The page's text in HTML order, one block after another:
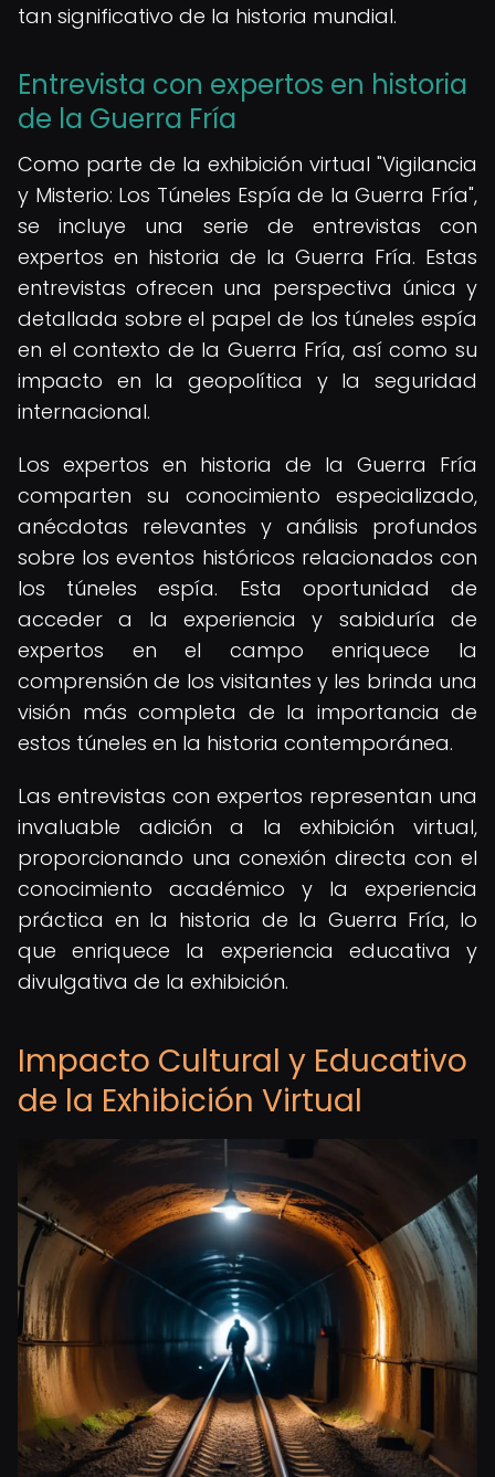
tan significativo de la historia mundial.
Entrevista con expertos en historia
de la Guerra Fría
Como parte de la exhibición virtual "Vigilancia
y Misterio: Los Túneles Espía de la Guerra Fría",
se incluye una serie de entrevistas con
expertos en historia de la Guerra Fría. Estas
entrevistas ofrecen una perspectiva única y
detallada sobre el papel de los túneles espía
en el contexto de la Guerra Fría, así como su
impacto en la geopolítica y la seguridad
internacional.
Los expertos en historia de la Guerra Fría
comparten su conocimiento especializado,
anécdotas relevantes y análisis profundos
sobre los eventos históricos relacionados con
los túneles espía. Esta oportunidad de
acceder a la experiencia y sabiduría de
expertos en el campo enriquece la
comprensión de los visitantes y les brinda una
visión más completa de la importancia de
estos túneles en la historia contemporánea.
Las entrevistas con expertos representan una
invaluable adición a la exhibición virtual,
proporcionando una conexión directa con el
conocimiento académico y la experiencia
práctica en la historia de la Guerra Fría, lo
que enriquece la experiencia educativa y
divulgativa de la exhibición.
Impacto Cultural y Educativo
de la Exhibición Virtual